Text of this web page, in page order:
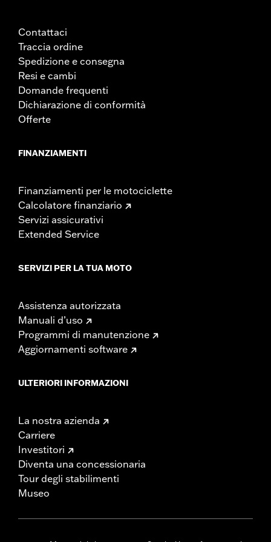
Contattaci
Traccia ordine
Spedizione e consegna
Resi e cambi
Domande frequenti
Dichiarazione di conformità
Offerte
FINANZIAMENTI
Finanziamenti per le motociclette
Calcolatore finanziario
Servizi assicurativi
Extended Service
SERVIZI PER LA TUA MOTO
Assistenza autorizzata
Manuali d’uso
Programmi di manutenzione
Aggiornamenti software
ULTERIORI INFORMAZIONI
La nostra azienda
Carriere
Investitori
Diventa una concessionaria
Tour degli stabilimenti
Museo